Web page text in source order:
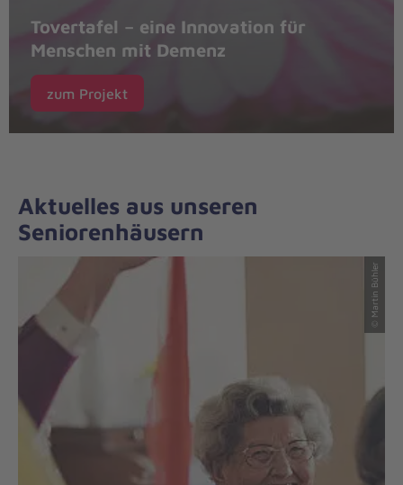
Tovertafel – eine Innovation für
Menschen mit Demenz
zum Projekt
Aktuelles aus unseren
Seniorenhäusern
© Martin Bühler